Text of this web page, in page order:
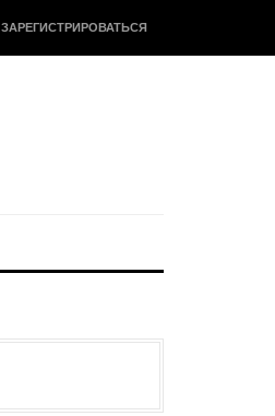
ЗАРЕГИСТРИРОВАТЬСЯ